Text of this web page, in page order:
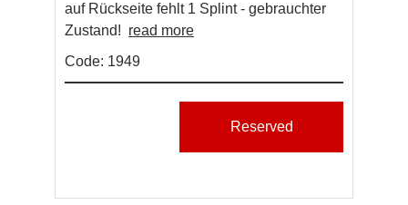
auf Rückseite fehlt 1 Splint - gebrauchter
Zustand! read more
Code: 1949
Reserved